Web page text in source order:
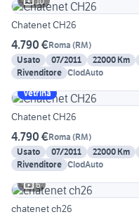
Chatenet CH26
4.790 €Roma (RM)
Usato
07/2011 22000 Km
Rivenditore ClodAuto
Vetrina
Chatenet CH26
4.790 €Roma (RM)
Usato
07/2011 22000 Km
Rivenditore ClodAuto
6
chatenet ch26